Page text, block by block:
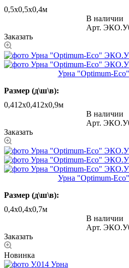
0,5х0,5х0,4м
В наличии
Арт.
Заказать
Урна "Оptimum-
Размер (д\ш\в):
0,412х0,412х0,9м
В наличии
Арт.
Заказать
Урна "Оptimum-
Размер (д\ш\в):
0,4х0,4х0,7м
В наличии
Арт.
Заказать
Новинка